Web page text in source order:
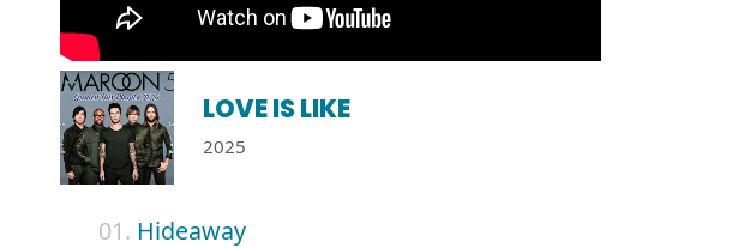
LOVE IS LIKE
2025
01. Hideaway